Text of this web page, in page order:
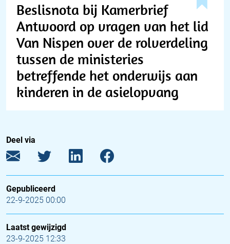
Beslisnota bij Kamerbrief
Antwoord op vragen van het lid
Van Nispen over de rolverdeling
tussen de ministeries
betreffende het onderwijs aan
kinderen in de asielopvang
Deel via
Gepubliceerd
22-9-2025 00:00
Laatst gewijzigd
23-9-2025 12:33